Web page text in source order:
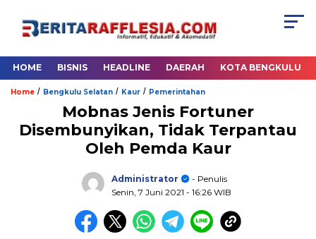
HOME BISNIS HEADLINE DAERAH KOTA BENGKULU
Home / Bengkulu Selatan / Kaur / Pemerintahan
Mobnas Jenis Fortuner
Disembunyikan, Tidak Terpantau
Oleh Pemda Kaur
Administrator
- Penulis
Senin, 7 Juni 2021 - 16:26 WIB